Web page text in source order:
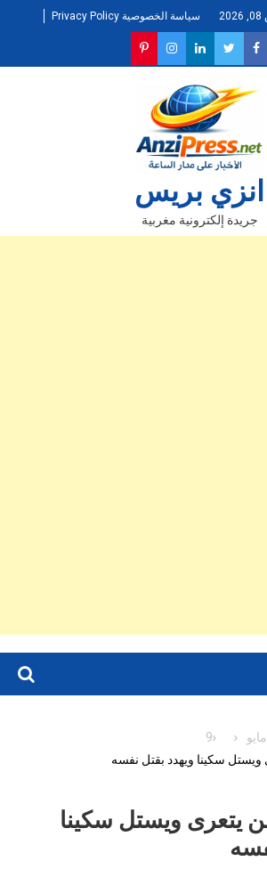
سياسة الخصوصية Privacy Policy
انزي بريس
جريدة إلكترونية مغربية
مايو
9
سكينا ويهدد بقتل نفسه
يتعرى ويستل سكينا